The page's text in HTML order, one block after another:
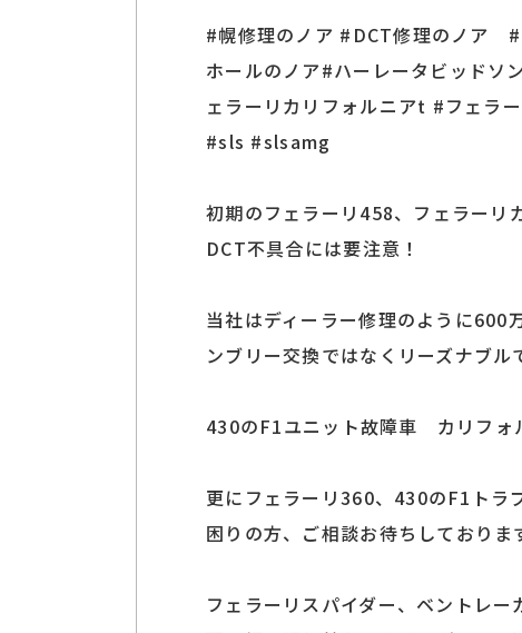
#幌修理のノア #DCT修理のノア
ホールのノア#ハーレータビッドソ
ェラーリカリフォルニアt #フェラ
#sls #slsamg
初期のフェラーリ458、フェラーリ
DCT不具合には要注意！
当社はディーラー修理のように600
ンブリー交換ではなくリーズナブ
430のF1ユニット故障車 カリフォ
更にフェラーリ360、430のF1トラ
困りの方、ご相談お待ちしておりま
フェラーリスパイダー、ベントレ